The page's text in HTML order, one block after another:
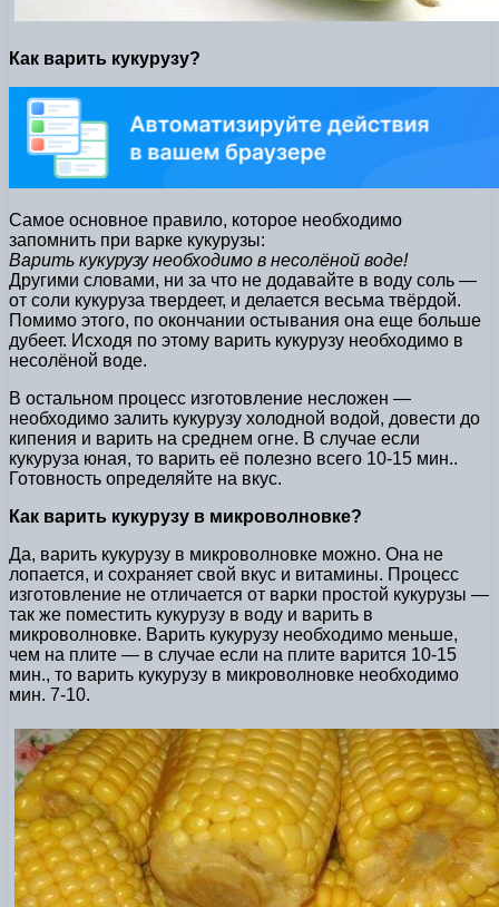
Как варить кукурузу?
Самое основное правило, которое необходимо
запомнить при варке кукурузы:
Варить кукурузу необходимо в несолёной воде!
Другими словами, ни за что не додавайте в воду соль —
от соли кукуруза твердеет, и делается весьма твёрдой.
Помимо этого, по окончании остывания она еще больше
дубеет. Исходя по этому варить кукурузу необходимо в
несолёной воде.
В остальном процесс изготовление несложен —
необходимо залить кукурузу холодной водой, довести до
кипения и варить на среднем огне. В случае если
кукуруза юная, то варить её полезно всего 10-15 мин..
Готовность определяйте на вкус.
Как варить кукурузу в микроволновке?
Да, варить кукурузу в микроволновке можно. Она не
лопается, и сохраняет свой вкус и витамины. Процесс
изготовление не отличается от варки простой кукурузы —
так же поместить кукурузу в воду и варить в
микроволновке. Варить кукурузу необходимо меньше,
чем на плите — в случае если на плите варится 10-15
мин., то варить кукурузу в микроволновке необходимо
мин. 7-10.